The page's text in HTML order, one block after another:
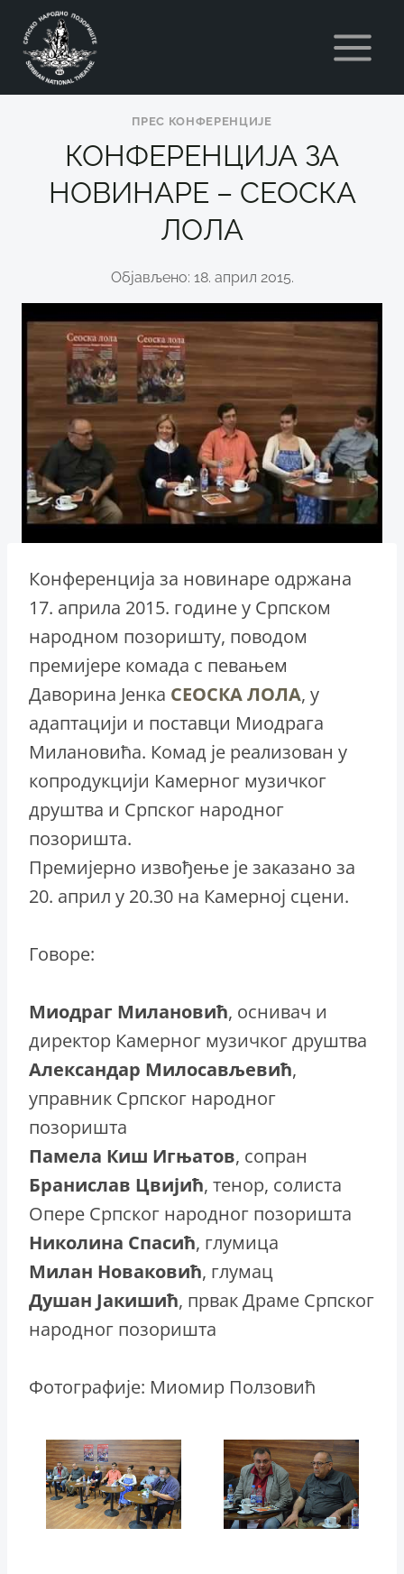
content
ПРЕС КОНФЕРЕНЦИЈЕ
КОНФЕРЕНЦИЈА ЗА
НОВИНАРЕ – СЕОСКА
ЛОЛА
Објављено: 18. април 2015.
Конференција за новинаре одржана
17. априлa 2015. године у Српском
народном позоришту, поводом
премијере комада с певањем
Даворина Јенка СЕОСКА ЛОЛА, у
адаптацији и поставци Миодрага
Милановића. Комад је реализован у
копродукцији Камерног музичког
друштва и Српског народног
позоришта.
Премијерно извођење је заказано за
20. април у 20.30 на Камерној сцени.
Говoре:
Миодраг Милановић, оснивач и
директор Камерног музичког друштва
Александар Милосављевић,
управник Српског народног
позоришта
Памела Киш Игњатов, сопран
Бранислав Цвијић, тенор, солиста
Опере Српског народног позоришта
Николина Спасић, глумица
Милан Новаковић, глумац
Душан Јакишић, првак Драме Српског
народног позоришта
Фотографије: Миомир Ползовић